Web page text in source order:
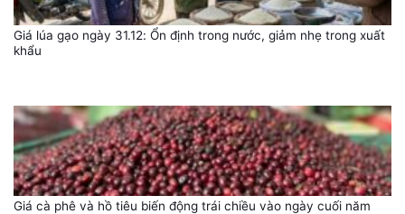
Giá lúa gạo ngày 31.12: Ổn định trong nước, giảm nhẹ trong xuất
khẩu
Giá cà phê và hồ tiêu biến động trái chiều vào ngày cuối năm